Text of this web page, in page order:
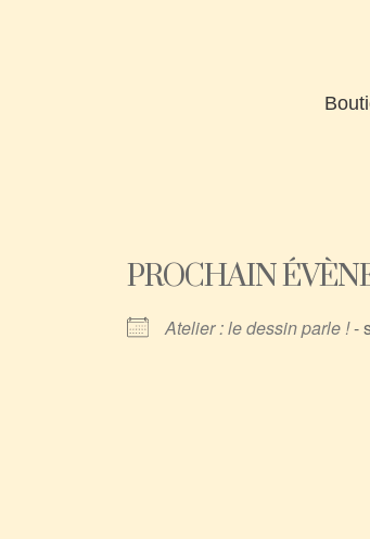
PROCHAIN
Atelier : le dessin parle !-